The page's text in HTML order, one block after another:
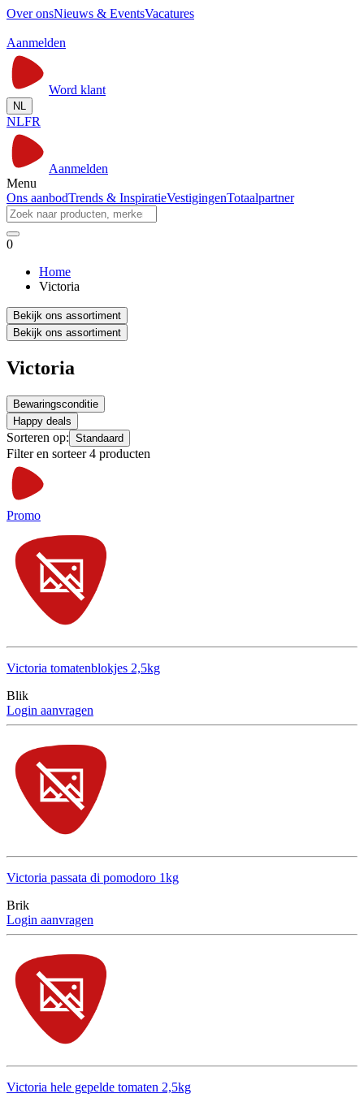
Over onsNieuws & EventsVacatures
Aanmelden
Word klant
NL
NLFR
Aanmelden
Menu
Ons aanbodTrends & InspiratieVestigingenTotaalpartner
0
Home
Victoria
Bekijk ons assortiment
Bekijk ons assortiment
Victoria
Bewaringsconditie
Happy deals
Sorteren op: Standaard
Filter en sorteer 4 producten
Promo
Victoria tomatenblokjes 2,5kg
Blik
Login aanvragen
Victoria passata di pomodoro 1kg
Brik
Login aanvragen
Victoria hele gepelde tomaten 2,5kg